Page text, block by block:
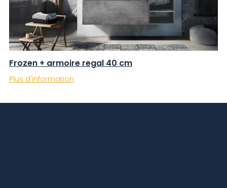
Frozen + armoire regal 40 cm
Plus d'information